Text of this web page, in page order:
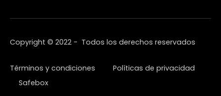
Copyright © 2022 - Todos los derechos reservados
Términos y condiciones
Políticas de privacidad
Safebox